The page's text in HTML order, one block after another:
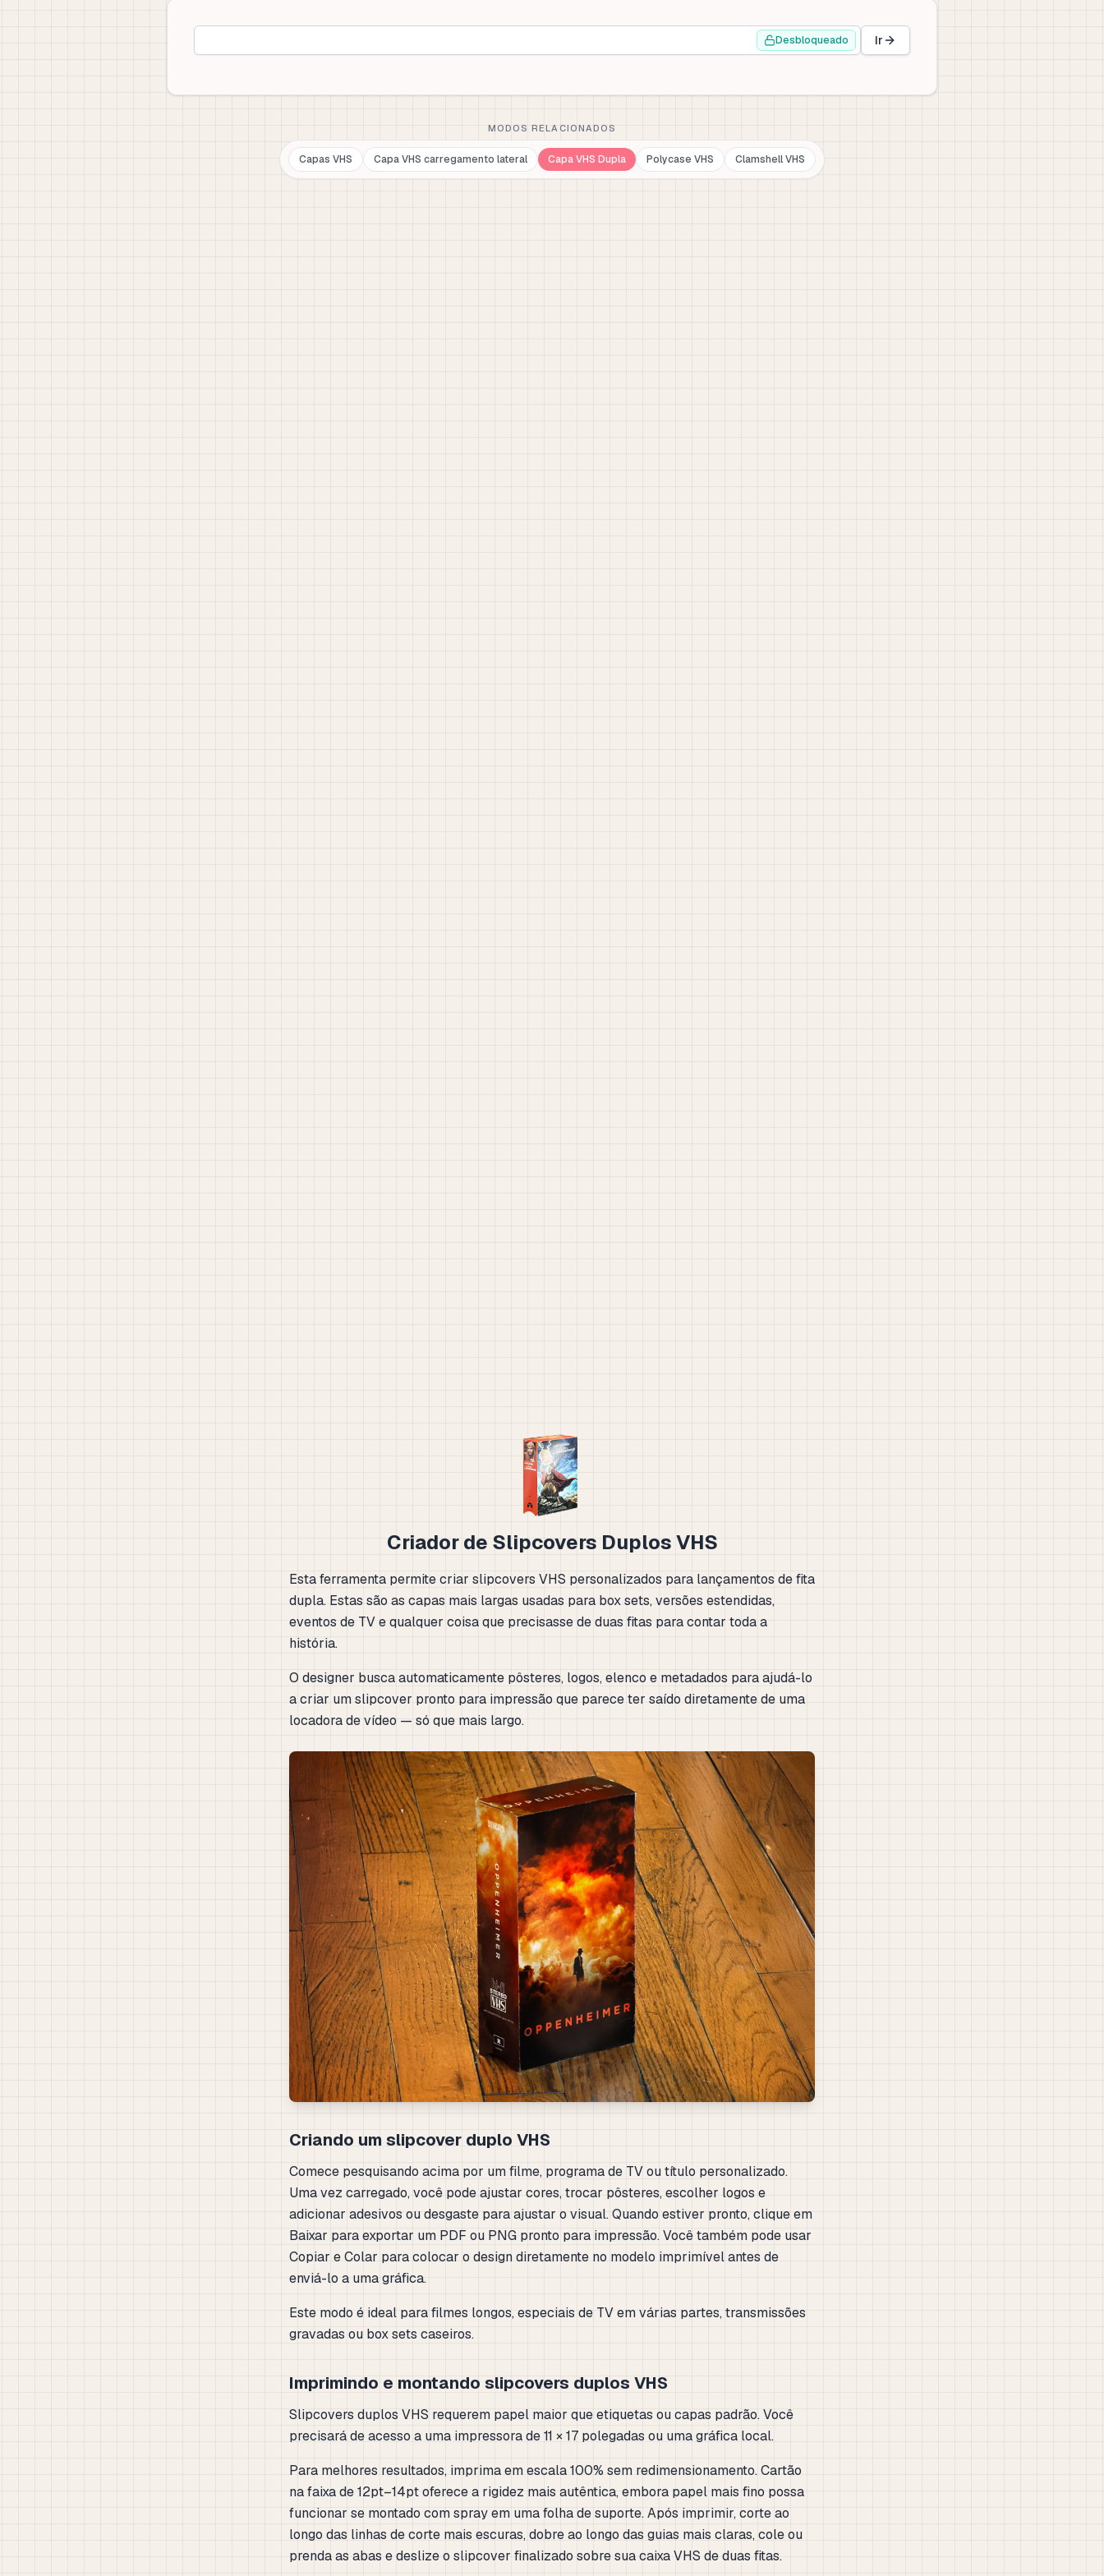
Desbloqueado Ir
MODOS RELACIONADOS
Capas VHS Capa VHS carregamento lateral Capa VHS Dupla Polycase VHS Clamshell VHS
Criador de Slipcovers Duplos VHS
Esta ferramenta permite criar slipcovers VHS personalizados para lançamentos de fita
dupla. Estas são as capas mais largas usadas para box sets, versões estendidas,
eventos de TV e qualquer coisa que precisasse de duas fitas para contar toda a
história.
O designer busca automaticamente pôsteres, logos, elenco e metadados para ajudá-lo
a criar um slipcover pronto para impressão que parece ter saído diretamente de uma
locadora de vídeo — só que mais largo.
Criando um slipcover duplo VHS
Comece pesquisando acima por um filme, programa de TV ou título personalizado.
Uma vez carregado, você pode ajustar cores, trocar pôsteres, escolher logos e
adicionar adesivos ou desgaste para ajustar o visual. Quando estiver pronto, clique em
Baixar para exportar um PDF ou PNG pronto para impressão. Você também pode usar
Copiar e Colar para colocar o design diretamente no modelo imprimível antes de
enviá-lo a uma gráfica.
Este modo é ideal para filmes longos, especiais de TV em várias partes, transmissões
gravadas ou box sets caseiros.
Imprimindo e montando slipcovers duplos VHS
Slipcovers duplos VHS requerem papel maior que etiquetas ou capas padrão. Você
precisará de acesso a uma impressora de 11 × 17 polegadas ou uma gráfica local.
Para melhores resultados, imprima em escala 100% sem redimensionamento. Cartão
na faixa de 12pt–14pt oferece a rigidez mais autêntica, embora papel mais fino possa
funcionar se montado com spray em uma folha de suporte. Após imprimir, corte ao
longo das linhas de corte mais escuras, dobre ao longo das guias mais claras, cole ou
prenda as abas e deslize o slipcover finalizado sobre sua caixa VHS de duas fitas.